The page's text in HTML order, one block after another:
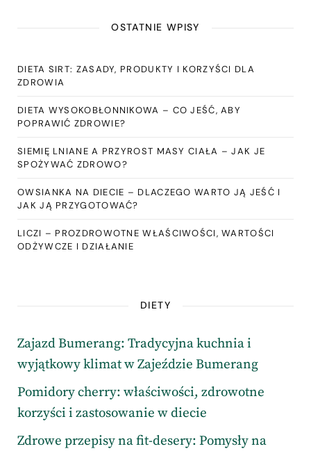
OSTATNIE WPISY
DIETA SIRT: ZASADY, PRODUKTY I KORZYŚCI DLA
ZDROWIA
DIETA WYSOKOBŁONNIKOWA – CO JEŚĆ, ABY
POPRAWIĆ ZDROWIE?
SIEMIĘ LNIANE A PRZYROST MASY CIAŁA – JAK JE
SPOŻYWAĆ ZDROWO?
OWSIANKA NA DIECIE – DLACZEGO WARTO JĄ JEŚĆ I
JAK JĄ PRZYGOTOWAĆ?
LICZI – PROZDROWOTNE WŁAŚCIWOŚCI, WARTOŚCI
ODŻYWCZE I DZIAŁANIE
DIETY
Zajazd Bumerang: Tradycyjna kuchnia i
wyjątkowy klimat w Zajeździe Bumerang
Pomidory cherry: właściwości, zdrowotne
korzyści i zastosowanie w diecie
Zdrowe przepisy na fit-desery: Pomysły na